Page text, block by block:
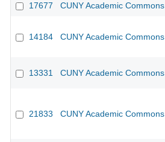
17677 CUNY Academic Commons
14184 CUNY Academic Commons
13331 CUNY Academic Commons
21833 CUNY Academic Commons